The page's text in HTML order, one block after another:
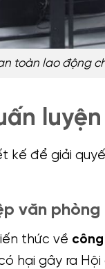
toàn lao động
luyện
kế để giải
văn phòng
thức về
hại gây ra